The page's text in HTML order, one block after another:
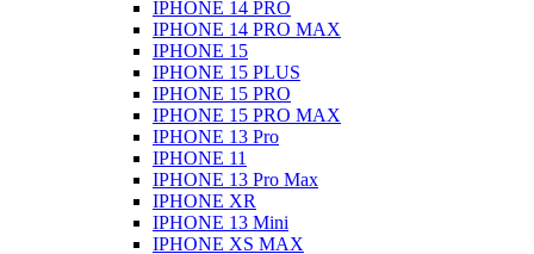
IPHONE 14 PRO
IPHONE 14 PRO MAX
IPHONE 15
IPHONE 15 PLUS
IPHONE 15 PRO
IPHONE 15 PRO MAX
IPHONE 13 Pro
IPHONE 11
IPHONE 13 Pro Max
IPHONE XR
IPHONE 13 Mini
IPHONE XS MAX